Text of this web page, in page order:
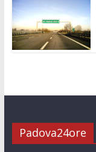
Padova24ore